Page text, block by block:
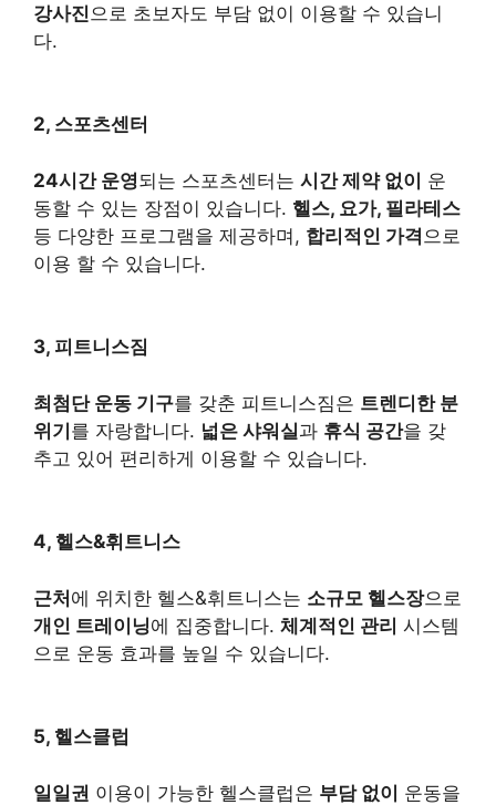
강사진 으로 초보자도 부담 없이 이용할 수 있습니
다.
2, 스포츠센터
24시간 운영되는 스포츠센터는 시간 제약 없이 운
동할 수 있는 장점이 있습니다. 헬스, 요가, 필라테스
등 다양한 프로그램을 제공하며, 합리적인 가격 으로
이용 할 수 있습니다.
3, 피트니스짐
최첨단 운동 기구를 갖춘 피트니스짐은 트렌디한 분
위기를 자랑합니다. 넓은 샤워실과 휴식 공간을 갖
추고 있어 편리하게 이용할 수 있습니다.
4, 헬스&휘트니스
근처에 위치한 헬스&휘트니스는 소규모 헬스장으로
개인 트레이닝에 집중합니다. 체계적인 관리 시스템
으로 운동 효과를 높일 수 있습니다.
5, 헬스클럽
일일권 이용이 가능한 헬스클럽은 부담 없이 운동을